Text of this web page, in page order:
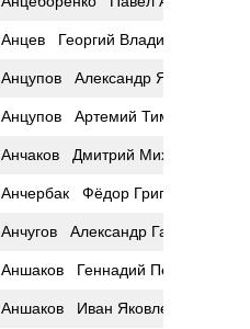
Анцев Георгий Владимирович
Анцупов Александр Яковлевич
Анцупов Артемий Тимофеевич
Анчаков Дмитрий Михайлович
Анчербак Фёдор Григорьевич
Анчугов Александр
Аншаков Геннадий Петрович
Аншаков Иван Яковлевич